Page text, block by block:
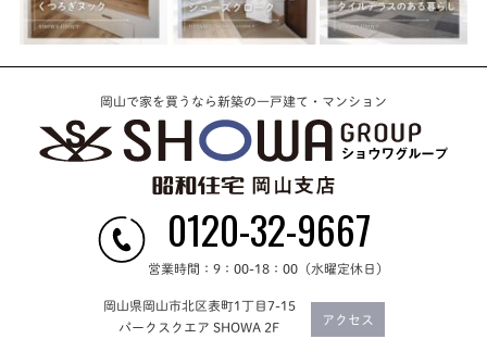
岡山で家を買うなら新築の一戸建て・マンション
0120-32-9667
営業時間：9：00-18：00（水曜定休日）
岡山県岡山市北区表町1丁目7-15
パークスクエア SHOWA 2F
アクセス